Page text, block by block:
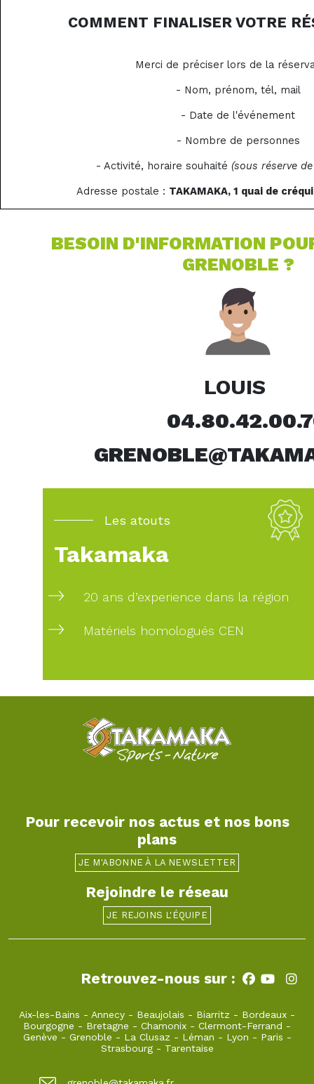
COMMENT FINALISER VOTRE
Merci de préciser lors de la
- Nom, prénom, tél, mail
- Date de l'événement
- Nombre de personnes
- Activité, horaire souhaité (sous réserve
Adresse postale : TAKAMAKA, 1 quai de
BESOIN D'INFORMATION
GRENOBLE ?
LOUIS
Les atouts
Takamaka
20 ans d’experience dans la région
Matériels homologués CEN
Pour recevoir nos actus et nos bons
plans
JE M'ABONNE À LA NEWSLETTER
Rejoindre le réseau
JE REJOINS L'ÉQUIPE
Retrouvez-nous sur :
Aix-les-Bains - Annecy - Beaujolais - Biarritz - Bordeaux -
Bourgogne - Bretagne - Chamonix - Clermont-Ferrand -
Genève - Grenoble - La Clusaz - Léman - Lyon - Paris -
Strasbourg- Tarentaise